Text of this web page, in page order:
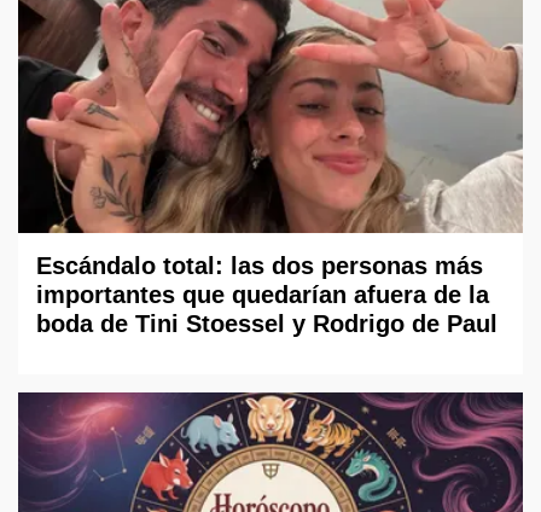
Escándalo total: las dos personas más
importantes que quedarían afuera de la
boda de Tini Stoessel y Rodrigo de Paul